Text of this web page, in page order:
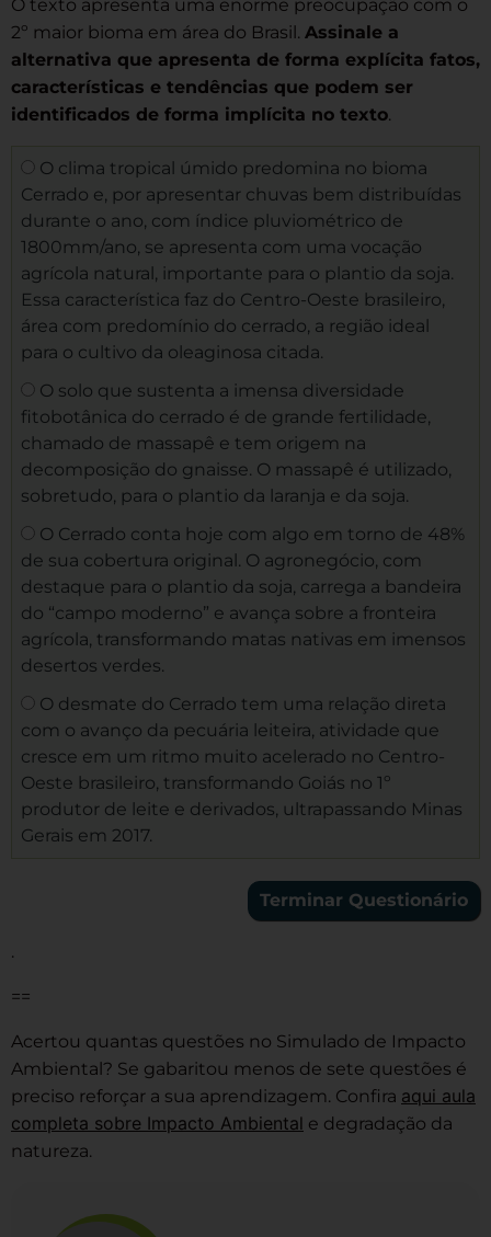
O texto apresenta uma enorme preocupação com o
2º maior bioma em área do Brasil. Assinale a
alternativa que apresenta de forma explícita fatos,
características e tendências que podem ser
identificados de forma implícita no texto.
O clima tropical úmido predomina no bioma
Cerrado e, por apresentar chuvas bem distribuídas
durante o ano, com índice pluviométrico de
1800mm/ano, se apresenta com uma vocação
agrícola natural, importante para o plantio da soja.
Essa característica faz do Centro-Oeste brasileiro,
área com predomínio do cerrado, a região ideal
para o cultivo da oleaginosa citada.
O solo que sustenta a imensa diversidade
fitobotânica do cerrado é de grande fertilidade,
chamado de massapê e tem origem na
decomposição do gnaisse. O massapê é utilizado,
sobretudo, para o plantio da laranja e da soja.
O Cerrado conta hoje com algo em torno de 48%
de sua cobertura original. O agronegócio, com
destaque para o plantio da soja, carrega a bandeira
do “campo moderno” e avança sobre a fronteira
agrícola, transformando matas nativas em imensos
desertos verdes.
O desmate do Cerrado tem uma relação direta
com o avanço da pecuária leiteira, atividade que
cresce em um ritmo muito acelerado no Centro-
Oeste brasileiro, transformando Goiás no 1º
produtor de leite e derivados, ultrapassando Minas
Gerais em 2017.
.
==
Acertou quantas questões no Simulado de Impacto
Ambiental? Se gabaritou menos de sete questões é
preciso reforçar a sua aprendizagem. Confira aqui aula
completa sobre Impacto Ambiental e degradação da
natureza.